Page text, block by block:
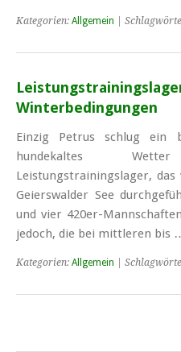
Kategorien: Allgemein |
Winterbedingungen
Einzig Petrus schlug ein
hundekaltes
Leistungstrainingslager,
Geierswalder See
und vier 420er-
jedoch, die bei mittleren bis
Kategorien: Allgemein |